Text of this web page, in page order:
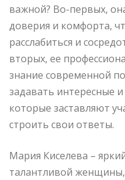
важной? Во-первых,
доверия и комфорта,
расслабиться и
вторых, ее
знание современной
задавать интересные
которые заставляют
строить свои ответы.
Мария Киселева –
талантливой женщины,